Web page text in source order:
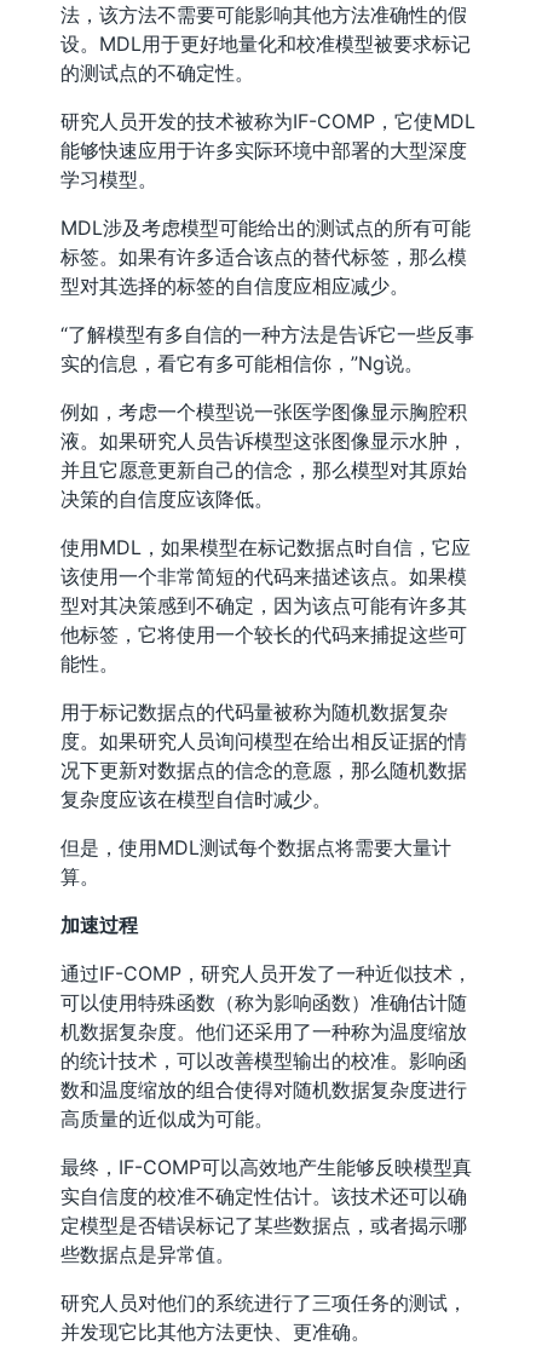
法，该方法不需要可能影响其他方法准确性的假
设。MDL用于更好地量化和校准模型被要求标记
的测试点的不确定性。
研究人员开发的技术被称为IF-COMP，它使MDL
能够快速应用于许多实际环境中部署的大型深度
学习模型。
MDL涉及考虑模型可能给出的测试点的所有可能
标签。如果有许多适合该点的替代标签，那么模
型对其选择的标签的自信度应相应减少。
“了解模型有多自信的一种方法是告诉它一些反事
实的信息，看它有多可能相信你，”Ng说。
例如，考虑一个模型说一张医学图像显示胸腔积
液。如果研究人员告诉模型这张图像显示水肿，
并且它愿意更新自己的信念，那么模型对其原始
决策的自信度应该降低。
使用MDL，如果模型在标记数据点时自信，它应
该使用一个非常简短的代码来描述该点。如果模
型对其决策感到不确定，因为该点可能有许多其
他标签，它将使用一个较长的代码来捕捉这些可
能性。
用于标记数据点的代码量被称为随机数据复杂
度。如果研究人员询问模型在给出相反证据的情
况下更新对数据点的信念的意愿，那么随机数据
复杂度应该在模型自信时减少。
但是，使用MDL测试每个数据点将需要大量计
算。
加速过程
通过IF-COMP，研究人员开发了一种近似技术，
可以使用特殊函数（称为影响函数）准确估计随
机数据复杂度。他们还采用了一种称为温度缩放
的统计技术，可以改善模型输出的校准。影响函
数和温度缩放的组合使得对随机数据复杂度进行
高质量的近似成为可能。
最终，IF-COMP可以高效地产生能够反映模型真
实自信度的校准不确定性估计。该技术还可以确
定模型是否错误标记了某些数据点，或者揭示哪
些数据点是异常值。
研究人员对他们的系统进行了三项任务的测试，
并发现它比其他方法更快、更准确。